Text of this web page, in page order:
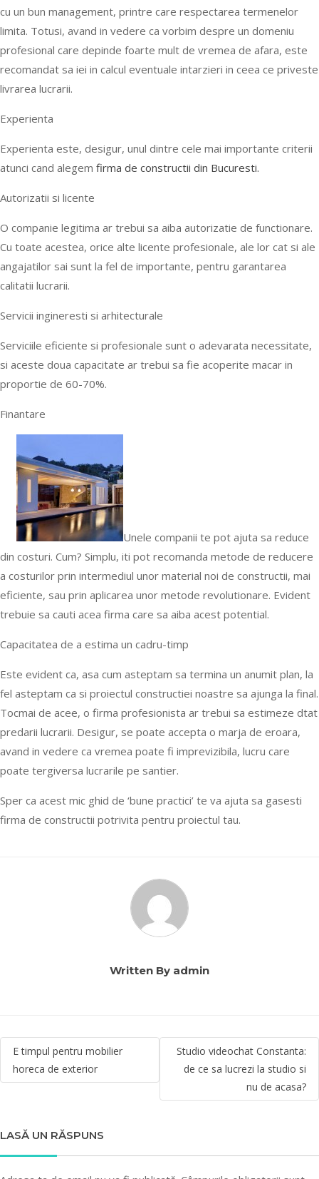
cu un bun management, printre care respectarea termenelor
limita. Totusi, avand in vedere ca vorbim despre un domeniu
profesional care depinde foarte mult de vremea de afara, este
recomandat sa iei in calcul eventuale intarzieri in ceea ce priveste
livrarea lucrarii.
Experienta
Experienta este, desigur, unul dintre cele mai importante criterii
atunci cand alegem firma de constructii din Bucuresti.
Autorizatii si licente
O companie legitima ar trebui sa aiba autorizatie de functionare.
Cu toate acestea, orice alte licente profesionale, ale lor cat si ale
angajatilor sai sunt la fel de importante, pentru garantarea
calitatii lucrarii.
Servicii ingineresti si arhitecturale
Serviciile eficiente si profesionale sunt o adevarata necessitate,
si aceste doua capacitate ar trebui sa fie acoperite macar in
proportie de 60-70%.
Finantare
Unele companii te pot ajuta sa reduce
din costuri. Cum? Simplu, iti pot recomanda metode de reducere
a costurilor prin intermediul unor material noi de constructii, mai
eficiente, sau prin aplicarea unor metode revolutionare. Evident
trebuie sa cauti acea firma care sa aiba acest potential.
Capacitatea de a estima un cadru-timp
Este evident ca, asa cum asteptam sa termina un anumit plan, la
fel asteptam ca si proiectul constructiei noastre sa ajunga la final.
Tocmai de acee, o firma profesionista ar trebui sa estimeze dtat
predarii lucrarii. Desigur, se poate accepta o marja de eroara,
avand in vedere ca vremea poate fi imprevizibila, lucru care
poate tergiversa lucrarile pe santier.
Sper ca acest mic ghid de ‘bune practici’ te va ajuta sa gasesti
firma de constructii potrivita pentru proiectul tau.
Written By admin
Navigare
în
E timpul pentru mobilier
horeca de exterior
Studio videochat Constanta:
de ce sa lucrezi la studio si
nu de acasa?
LASĂ UN RĂSPUNS